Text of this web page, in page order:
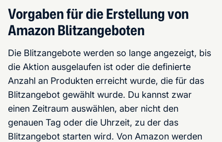
Vorgaben für die Erstellung von
Amazon Blitzangeboten
Die Blitzangebote werden so lange angezeigt, bis
die Aktion ausgelaufen ist oder die definierte
Anzahl an Produkten erreicht wurde, die für das
Blitzangebot gewählt wurde. Du kannst zwar
einen Zeitraum auswählen, aber nicht den
genauen Tag oder die Uhrzeit, zu der das
Blitzangebot starten wird. Von Amazon werden